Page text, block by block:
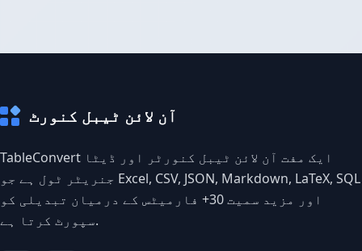
آن لائن ٹیبل کنورٹ
TableConvert ایک مفت آن لائن ٹیبل کنورٹر اور ڈیٹا
جنریٹر ٹول ہے جو Excel, CSV, JSON, Markdown, LaTeX, SQL
اور مزید سمیت 30+ فارمیٹس کے درمیان تبدیلی کو
سپورٹ کرتا ہے.